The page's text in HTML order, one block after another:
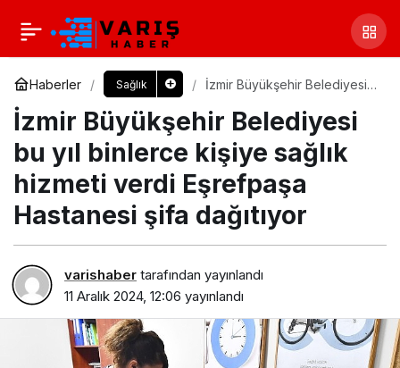
Haberler Sağlık
İzmir Büyükşehir Belediyesi
hizmeti verdi Eşrefpaşa
Hastanesi şifa dağıtıyor
İzmir Büyükşehir Belediyesi
bu yıl binlerce kişiye sağlık
hizmeti verdi Eşrefpaşa
Hastanesi şifa dağıtıyor
varishaber tarafından yayınlandı
11 Aralık 2024, 12:06 yayınlandı